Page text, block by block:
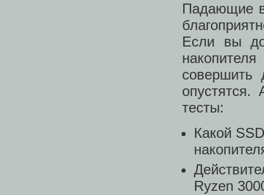
Падающие
Если вы до
совершить
тесты:
Какой
Ryzen